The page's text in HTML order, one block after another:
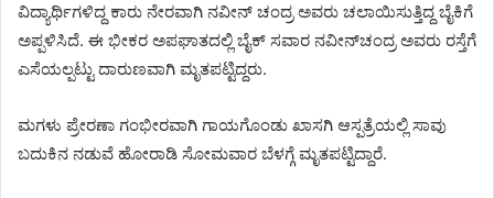
ವಿದ್ಯಾರ್ಥಿಗಳಿದ್ದ ಕಾರು ನೇರವಾಗಿ ನವೀನ್ ಚಂದ್ರ ಅವರು ಚಲಾಯಿಸುತ್ತಿದ್ದ ಬೈಕಿಗೆ
ಅಪ್ಪಳಿಸಿದೆ. ಈ ಭೀಕರ ಅಪಘಾತದಲ್ಲಿ ಬೈಕ್ ಸವಾರ ನವೀನ್‌ಚಂದ್ರ ಅವರು ರಸ್ತೆಗೆ
ಎಸೆಯಲ್ಪಟ್ಟು ದಾರುಣವಾಗಿ ಮೃತಪಟ್ಟಿದ್ದರು.
ಮಗಳು ಪ್ರೇರಣಾ ಗಂಭೀರವಾಗಿ ಗಾಯಗೊಂಡು ಖಾಸಗಿ ಆಸ್ಪತ್ರೆಯಲ್ಲಿ ಸಾವು
ಬದುಕಿನ ನಡುವೆ ಹೋರಾಡಿ ಸೋಮವಾರ ಬೆಳಗ್ಗೆ ಮೃತಪಟ್ಟಿದ್ದಾರೆ.